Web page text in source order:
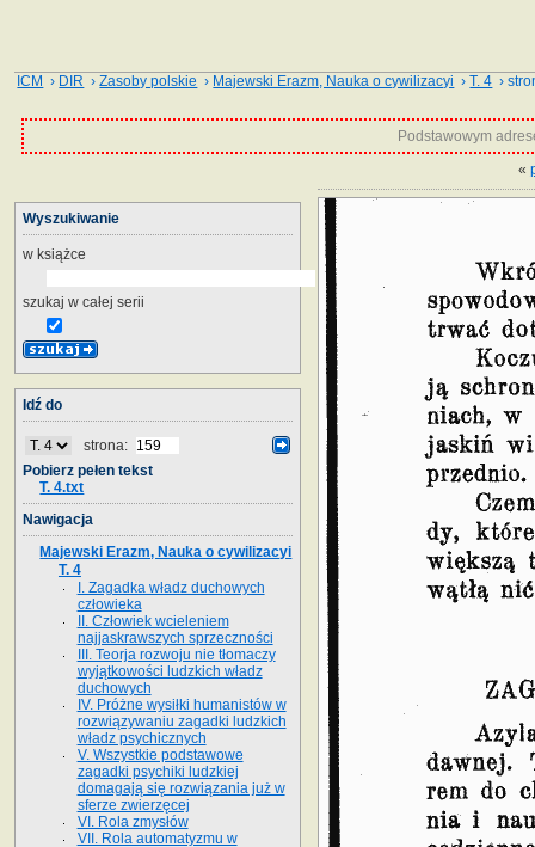
ICM › DIR ›Zasoby polskie › Majewski Erazm, Nauka o cywilizacyi ›T. 4 ›
Podstawowym
«
Wyszukiwanie
w książce
szukaj w całej serii
Idź do
strona:
Pobierz pełen tekst
T. 4.txt
Nawigacja
Majewski Erazm, Nauka o cywilizacyi
T. 4
I. Zagadka władz duchowych
człowieka
II. Człowiek wcieleniem
najjaskrawszych sprzeczności
III. Teorja rozwoju nie tłomaczy
wyjątkowości ludzkich władz
duchowych
IV. Próżne wysiłki humanistów w
rozwiązywaniu zagadki ludzkich
władz psychicznych
V. Wszystkie podstawowe
zagadki psychiki ludzkiej
domagają się rozwiązania już w
sferze zwierzęcej
VI. Rola zmysłów
VII. Rola automatyzmu w